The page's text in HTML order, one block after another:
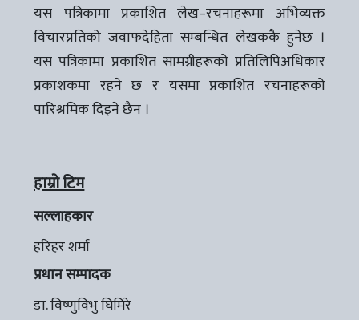
यस पत्रिकामा प्रकाशित लेख–रचनाहरूमा अभिव्यक्त
विचारप्रतिको जवाफदेहिता सम्बन्धित लेखककै हुनेछ ।
यस पत्रिकामा प्रकाशित सामग्रीहरूको प्रतिलिपिअधिकार
प्रकाशकमा रहने छ र यसमा प्रकाशित रचनाहरूको
पारिश्रमिक दिइने छैन ।
हाम्रो टिम
सल्लाहकार
हरिहर शर्मा
प्रधान सम्पादक
डा. विष्णुविभु घिमिरे